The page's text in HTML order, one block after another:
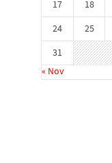
17
18
24
25
31
« Nov